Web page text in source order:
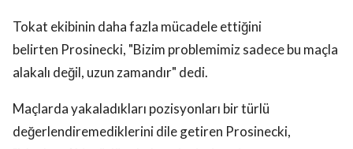
Tokat ekibinin daha fazla mücadele ettiğini
belirten Prosinecki, "Bizim problemimiz sadece bu maçla
alakalı değil, uzun zamandır" dedi.
Maçlarda yakaladıkları pozisyonları bir türlü
değerlendiremediklerini dile getiren Prosinecki,